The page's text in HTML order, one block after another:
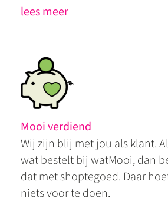
lees meer
Mooi verdiend
Wij zijn blij met jou als klant.
wat bestelt bij watMooi, dan
dat met shoptegoed. Daar
niets voor te doen.